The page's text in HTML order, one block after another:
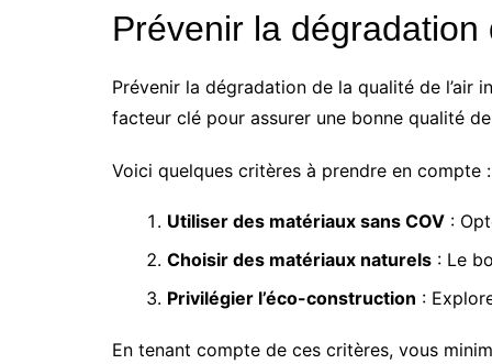
Prévenir la dégradation
Prévenir la dégradation de la qualité de l’air
facteur clé pour assurer une bonne qualité
Voici quelques critères à prendre en compte :
Utiliser des matériaux sans COV :
Choisir des matériaux naturels : Le
Privilégier l’éco-construction :
En tenant compte de ces critères, vous